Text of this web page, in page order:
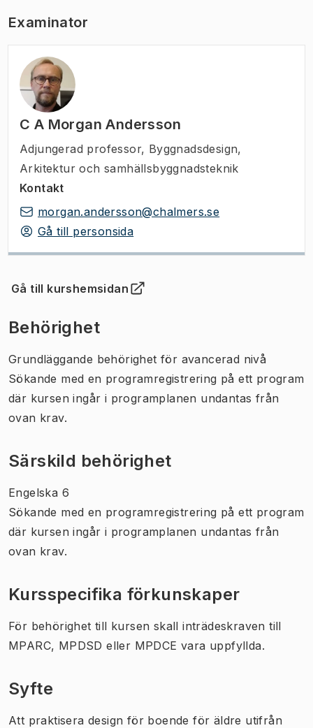
Examinator
C A Morgan Andersson
Adjungerad professor, Byggnadsdesign,
Arkitektur och samhällsbyggnadsteknik
Kontakt
morgan.andersson@chalmers.se
Gå till personsida
Gå till kurshemsidan
(Öppnas i ny flik)
Behörighet
Grundläggande behörighet för avancerad nivå
Sökande med en programregistrering på ett program
där kursen ingår i programplanen undantas från
ovan krav.
Särskild behörighet
Engelska 6
Sökande med en programregistrering på ett program
där kursen ingår i programplanen undantas från
ovan krav.
Kursspecifika förkunskaper
För behörighet till kursen skall inträdeskraven till
MPARC, MPDSD eller MPDCE vara uppfyllda.
Syfte
Att praktisera design för boende för äldre utifrån